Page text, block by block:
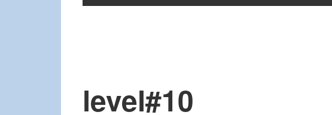
level#10